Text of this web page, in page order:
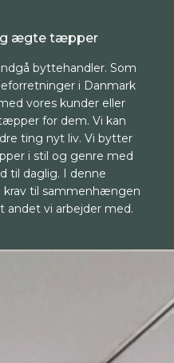
ægte tæpper
byttehandler. Som
i Danmark
vores kunder eller
for dem. Vi kan
ting nyt liv. Vi bytter
i stil og genre med
til daglig. I denne
til sammenhængen
andet vi arbejder med.